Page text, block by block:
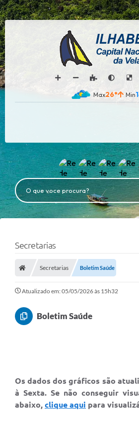
26°
O que voce procura?
Secretarias
Secretarias Boletim Saúde
Atualizado em: 05/05/2026 às 15h32
Boletim Saúde
Os dados dos gráficos são
à Sexta. Se não conseguir
abaixo, clique aqui para